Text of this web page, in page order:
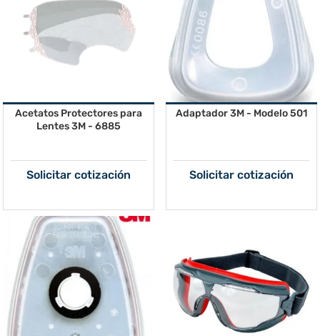
Acetatos Protectores para
Lentes 3M - 6885
Solicitar cotización
Adaptador 3M - Modelo 501
Solicitar cotización